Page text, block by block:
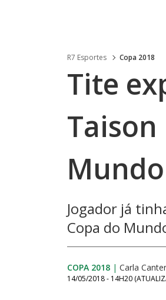
R7 Esportes Copa 2018
Tite
Mundo
Jogador já
Copa do
COPA 2018 | Carla
14/05/2018 - 14H20